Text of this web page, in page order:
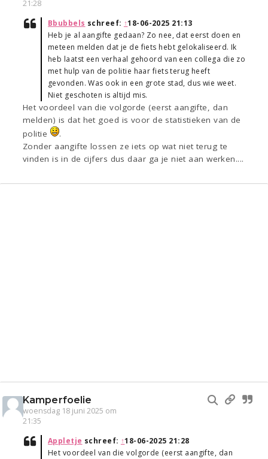
21:28
Bbubbels schreef: ↑18-06-2025 21:13
Heb je al aangifte gedaan? Zo nee, dat eerst doen en
meteen melden dat je de fiets hebt gelokaliseerd. Ik
heb laatst een verhaal gehoord van een collega die zo
met hulp van de politie haar fiets terug heeft
gevonden. Was ook in een grote stad, dus wie weet.
Niet geschoten is altijd mis.
Het voordeel van die volgorde (eerst aangifte, dan
melden) is dat het goed is voor de statistieken van de
politie
.
Zonder aangifte lossen ze iets op wat niet terug te
vinden is in de cijfers dus daar ga je niet aan werken....
Kamperfoelie
woensdag 18 juni 2025 om
21:35
Appletje schreef: ↑18-06-2025 21:28
Het voordeel van die volgorde (eerst aangifte, dan